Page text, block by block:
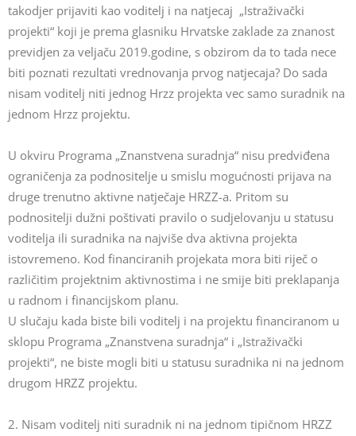
takodjer prijaviti kao voditelj i na natjecaj „Istraživački
projekti“ koji je prema glasniku Hrvatske zaklade za znanost
previdjen za veljaču 2019.godine, s obzirom da to tada nece
biti poznati rezultati vrednovanja prvog natjecaja? Do sada
nisam voditelj niti jednog Hrzz projekta vec samo suradnik na
jednom Hrzz projektu.
U okviru Programa „Znanstvena suradnja“ nisu predviđena
ograničenja za podnositelje u smislu mogućnosti prijava na
druge trenutno aktivne natječaje HRZZ-a. Pritom su
podnositelji dužni poštivati pravilo o sudjelovanju u statusu
voditelja ili suradnika na najviše dva aktivna projekta
istovremeno. Kod financiranih projekata mora biti riječ o
različitim projektnim aktivnostima i ne smije biti preklapanja
u radnom i financijskom planu.
U slučaju kada biste bili voditelj i na projektu financiranom u
sklopu Programa „Znanstvena suradnja“ i „Istraživački
projekti“, ne biste mogli biti u statusu suradnika ni na jednom
drugom HRZZ projektu.
2. Nisam voditelj niti suradnik ni na jednom tipičnom HRZZ